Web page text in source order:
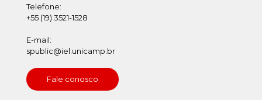
Telefone:
+55 (19) 3521-1528
E-mail:
spublic@iel.unicamp.br
Fale conosco